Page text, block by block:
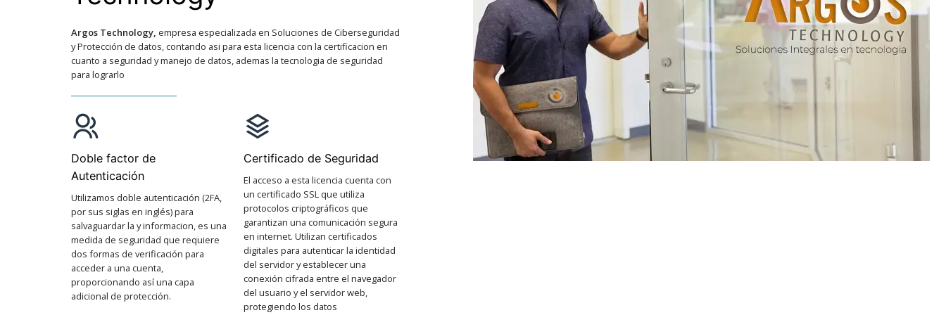
Argos Technology, empresa especializada en Soluciones de Ciberseguridad
y Protección de datos, contando asi para esta licencia con la certificacion en
cuanto a seguridad y manejo de datos, ademas la tecnologia de seguridad
para lograrlo
Doble factor de
Autenticación
Utilizamos doble autenticación (2FA,
por sus siglas en inglés) para
salvaguardar la y informacion, es una
medida de seguridad que requiere
dos formas de verificación para
acceder a una cuenta,
proporcionando así una capa
adicional de protección.
Certificado de Seguridad
El acceso a esta licencia cuenta con
un certificado SSL que utiliza
protocolos criptográficos que
garantizan una comunicación segura
en internet. Utilizan certificados
digitales para autenticar la identidad
del servidor y establecer una
conexión cifrada entre el navegador
del usuario y el servidor web,
protegiendo los datos